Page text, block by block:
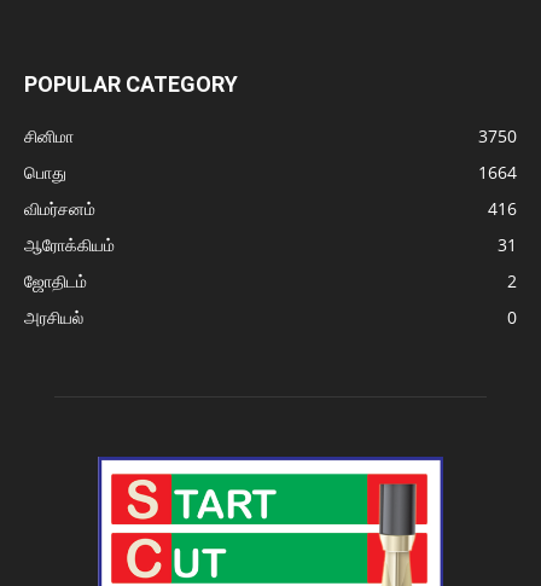
POPULAR CATEGORY
சினிமா
3750
பொது
1664
விமர்சனம்
416
ஆரோக்கியம்
31
ஜோதிடம்
2
அரசியல்
0